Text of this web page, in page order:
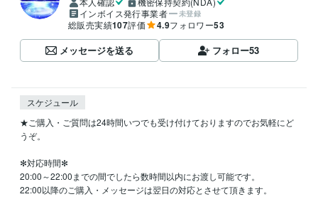
インボイス発行事業者
未登録
総販売実績107評価 4.9フォロワー53
メッセージを送る フォロー53
スケジュール
★ご購入・ご質問は24時間いつでも受け付けておりますのでお気軽にど
うぞ。
✻対応時間✻
20:00～22:00までの間でしたら数時間以内にお渡し可能です。
22:00以降のご購入・メッセージは翌日の対応とさせて頂きます。